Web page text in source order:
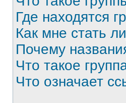
Где находятся
Как мне стать
Почему
Что такое
Что означает